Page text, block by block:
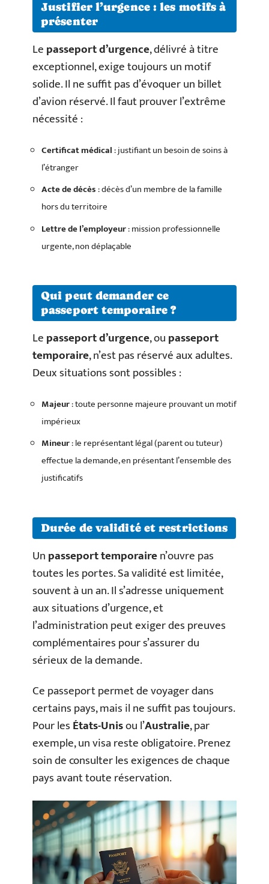
Justifier l’urgence : les motifs à
présenter
Lepasseport d’urgence, délivré à titre
exceptionnel, exige toujours un motif
solide. Il ne suffit pas d’évoquer un billet
d’avion réservé. Il faut prouver l’extrême
nécessité :
Certificat médical: justifiant un besoin de soins à
l’étranger
Acte de décès: décès d’un membre de la famille
hors du territoire
Lettre de l’employeur: mission professionnelle
urgente, non déplaçable
Qui peut demander ce
passeport temporaire ?
Lepasseport d’urgence, oupasseport
temporaire, n’est pas réservé aux adultes.
Deux situations sont possibles :
Majeur: toute personne majeure prouvant un motif
impérieux
Mineur: le représentant légal (parent ou tuteur)
effectue la demande, en présentant l’ensemble des
justificatifs
Durée de validité et restrictions
Unpasseport temporairen’ouvre pas
toutes les portes. Sa validité est limitée,
souvent à un an. Il s’adresse uniquement
aux situations d’urgence, et
l’administration peut exiger des preuves
complémentaires pour s’assurer du
sérieux de la demande.
Ce passeport permet de voyager dans
certains pays, mais il ne suffit pas toujours.
Pour lesÉtats-Unisou l’Australie, par
exemple, un visa reste obligatoire. Prenez
soin de consulter les exigences de chaque
pays avant toute réservation.